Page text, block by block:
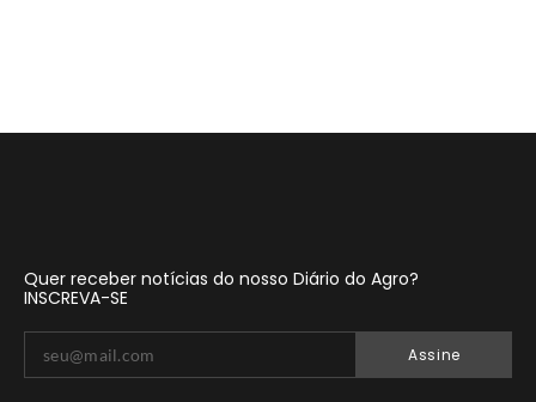
Quer receber notícias do nosso Diário do Agro?
INSCREVA-SE
Assine